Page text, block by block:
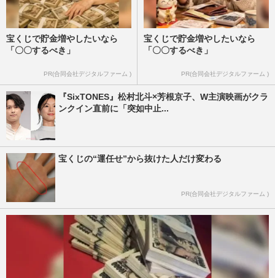
宝くじで貯金増やしたいなら
「〇〇するべき」
PR(合同会社デジタルファーム )
宝くじで貯金増やしたいなら
「〇〇するべき」
PR(合同会社デジタルファーム )
『SixTONES』松村北斗×芳根京子、W主演映画がクラ
ンクイン直前に「突如中止...
宝くじの“運任せ”から抜けた人だけ変わる
PR(合同会社デジタルファーム )